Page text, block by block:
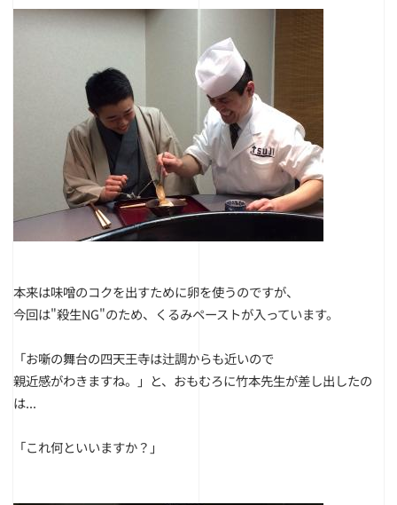
本来は味噌のコクを出すために卵を使うのですが、
今回は"殺生NG"のため、くるみペーストが入っています。
「お噺の舞台の四天王寺は辻調からも近いので
親近感がわきますね。」 と、おもむろに竹本先生が差し出したの
は...
「これ何といいますか？」